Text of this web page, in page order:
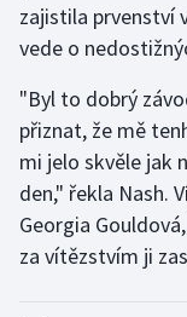
Ragby
Rychlobruslení
Rychlostní
Short track
Sportovní střelba
zajistila prvenství
vede o
"Byl to dobrý
přiznat, že mě
mi jelo skvěle jak
den," řekla Nash.
Georgia
za vítězstvím ji